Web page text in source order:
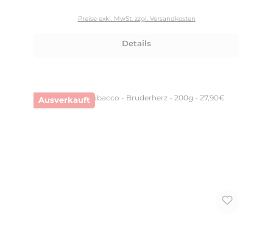
Preise exkl. MwSt. zzgl. Versandkosten
Details
Ausverkauft